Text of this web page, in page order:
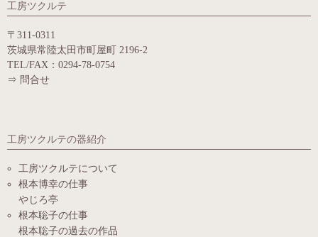
工房ツクルテ
〒311-0311
茨城県常陸太田市町屋町 2196-2
TEL/FAX：0294-78-0754
⇒ 問合せ
工房ツクルテの器紹介
工房ツクルテについて
根本博幸の仕事
やじろ亭
根本聡子の仕事
根本聡子の過去の作品